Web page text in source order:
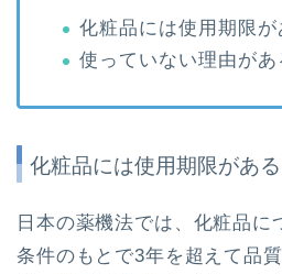
化粧品には使用期限が
使っていない理由があ
化粧品には使用期限がある
日本の薬機法では、化粧品に
条件のもとで3年を超えて品